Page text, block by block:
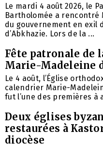
Le mardi 4 août 2026, le
Bartholomée a rencontré
du gouvernement en exil
d’Abkhazie. Lors de la ...
Fête patronale de
Marie-Madeleine
Le 4 août, l’Église
calendrier Marie-
fut l’une des premières à
Deux églises
restaurées à
diocèse